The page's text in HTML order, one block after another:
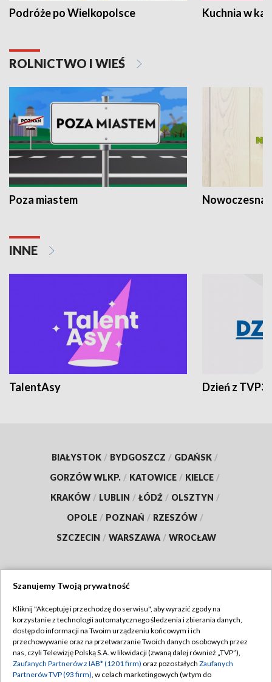
Podróże po Wielkopolsce Kuchnia w
ROLNICTWO I WIEŚ
Poza miastem Nowoczesna
INNE
TalentAsy Dzień z TVP3
BIAŁYSTOK / BYDGOSZCZ / GDAŃSK /
GORZÓW WLKP. / KATOWICE / KIELCE /
KRAKÓW / LUBLIN / ŁÓDŹ / OLSZTYN /
OPOLE / POZNAŃ / RZESZÓW /
SZCZECIN / WARSZAWA / WROCŁAW
TVP
Abonament TVP
Emisja w TVP
Regulamin TVP
Polityka prywatności
Szanujemy Twoją prywatność
Kliknij "Akceptuję i przechodzę do serwisu", aby wyrazić zgody na
korzystanie z technologii automatycznego śledzenia i zbierania danych,
dostęp do informacji na Twoim urządzeniu końcowym i ich
przechowywanie oraz na przetwarzanie Twoich danych osobowych przez
nas, czyli Telewizję Polską S.A. w likwidacji (zwaną dalej również „TVP”),
Zaufanych Partnerów z IAB* (1201 firm) oraz pozostałych Zaufanych
Partnerów TVP (93 firm), w celach marketingowych (w tym do